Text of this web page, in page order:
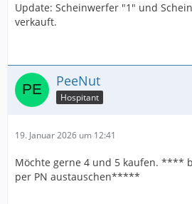
Update: Scheinwerfer "1" und
verkauft.
PeeNut
Hospitant
19. Januar 2026 um 12:41
Möchte gerne 4 und 5 kaufen. ****
per PN austauschen*****